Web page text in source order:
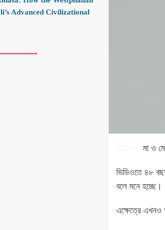
মা ও
ভিডিওতে ৪৮
বলে মনে হচ্ছে।
এক্ষেত্রে এখনও
Advanced Civilizational